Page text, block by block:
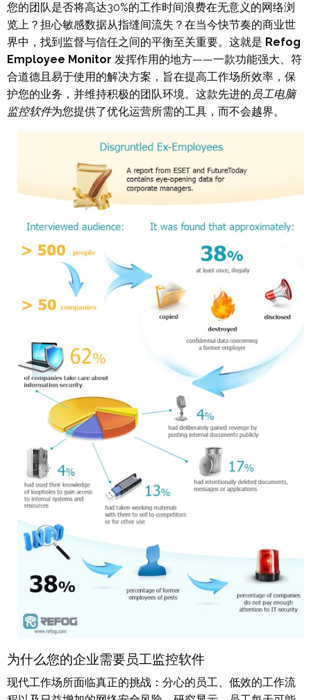
您的团队是否将高达30%的工作时间浪费在无意义的网络浏
览上？担心敏感数据从指缝间流失？在当今快节奏的商业世
界中，找到监督与信任之间的平衡至关重要。这就是 Refog
Employee Monitor 发挥作用的地方——一款功能强大、符
合道德且易于使用的解决方案，旨在提高工作场所效率，保
护您的业务，并维持积极的团队环境。这款先进的 员工电脑
监控软件为您提供了优化运营所需的工具，而不会越界。
为什么您的企业需要员工监控软件
现代工作场所面临真正的挑战：分心的员工、低效的工作流